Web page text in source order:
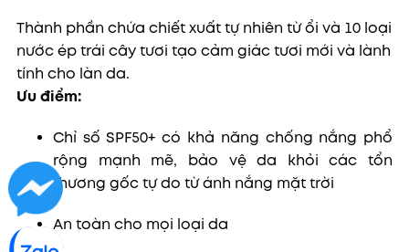
Thành phần chứa chiết xuất tự nhiên từ ổi và 10 loại
nước ép trái cây tươi tạo cảm giác tươi mới và lành
tính cho làn da.
Ưu điểm:
Chỉ số SPF50+ có khả năng chống nắng phổ
rộng mạnh mẽ, bảo vệ da khỏi các tổn
thương gốc tự do từ ánh nắng mặt trời
An toàn cho mọi loại da